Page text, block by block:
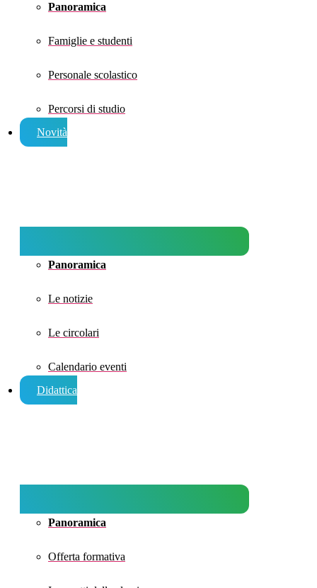
Panoramica
Famiglie e studenti
Personale scolastico
Percorsi di studio
Novità
Panoramica
Le notizie
Le circolari
Calendario eventi
Didattica
Panoramica
Offerta formativa